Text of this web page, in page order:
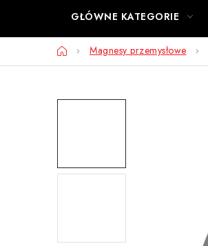
GŁÓWNE KATEGORIE
HomeMagnesy przemysłowe